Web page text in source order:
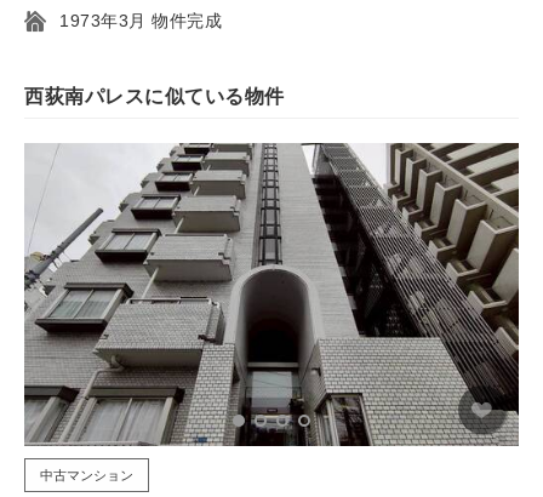
1973年3月 物件完成
西荻南パレスに似ている物件
中古マンション